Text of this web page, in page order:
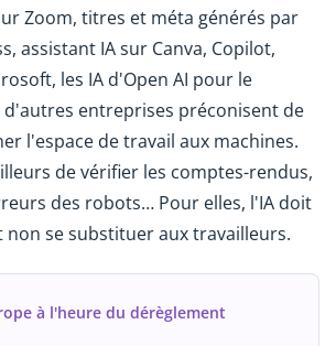
Zoom, titres et méta générés par
assistant IA sur Canva, Copilot,
les IA d'Open AI pour le
entreprises préconisent de
l'espace de travail aux machines.
de vérifier les comptes-rendus,
des robots… Pour elles, l'IA doit
se substituer aux travailleurs.
à l'heure du dérèglement